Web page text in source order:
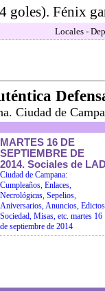
goles). Fénix
Locales -
Ciudad de
MARTES 16 DE
SEPTIEMBRE DE
2014. Sociales de
Ciudad de Campana:
Cumpleaños, Enlaces,
Necrológicas, Sepelios,
Aniversarios, Anuncios,
Sociedad, Misas, etc. martes 16
de septiembre de 2014